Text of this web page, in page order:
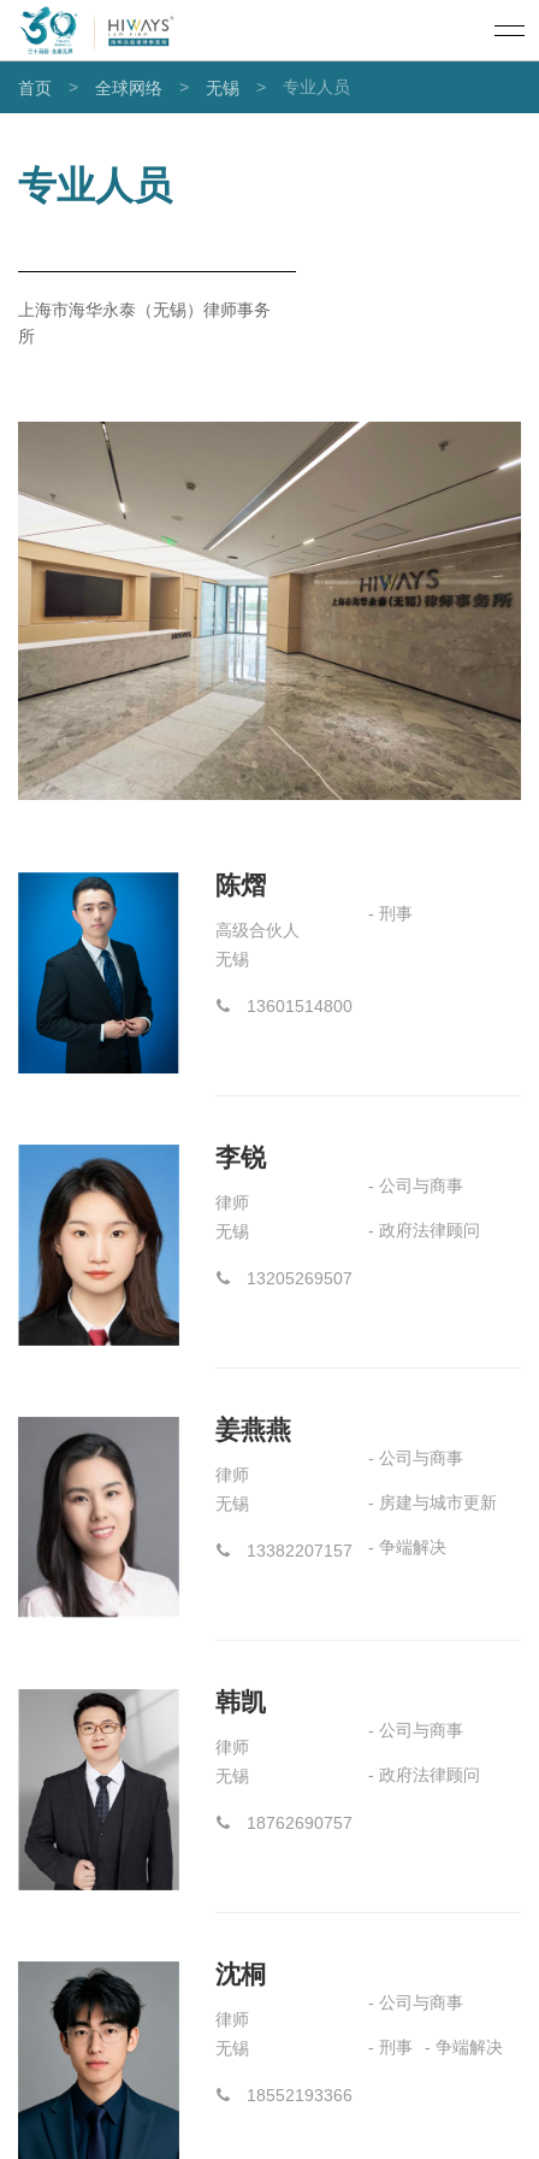
首页 > 全球网络 > 无锡 > 专业人员
专业人员
上海市海华永泰（无锡）律师事务
所
陈熠
高级合伙人
无锡
13601514800
- 刑事
李锐
律师
无锡
13205269507
- 公司与商事
- 政府法律顾问
姜燕燕
律师
无锡
13382207157
- 公司与商事
- 房建与城市更新
- 争端解决
韩凯
律师
无锡
18762690757
- 公司与商事
- 政府法律顾问
沈桐
律师
无锡
18552193366
- 公司与商事
- 刑事 - 争端解决